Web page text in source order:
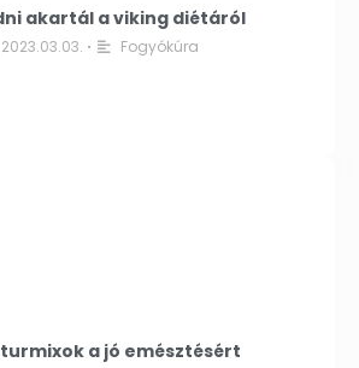
akartál a viking diétáról
2023.03.03. • Fogyókúra
a jó emésztésért